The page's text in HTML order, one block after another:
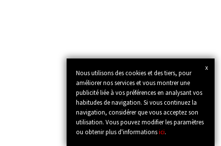
x
Nous utilisons des cookies et des tiers, pour
améliorer nos services et vous montrer une
publicité liée à vos préférences en analysant vos
habitudes de navigation. Si vous continuez la
navigation, considérer que vous acceptez son
utilisation. Vous pouvez modifier les paramètres
ou obtenir plus d'informationsici.